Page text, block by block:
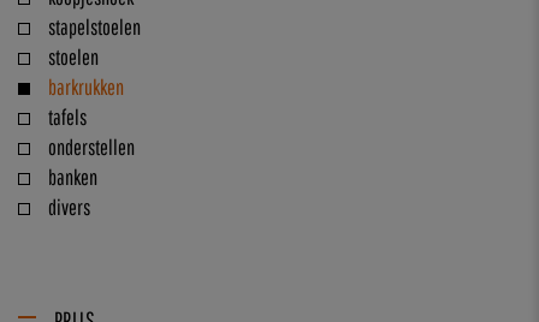
stapelstoelen
stoelen
barkrukken
tafels
onderstellen
banken
divers